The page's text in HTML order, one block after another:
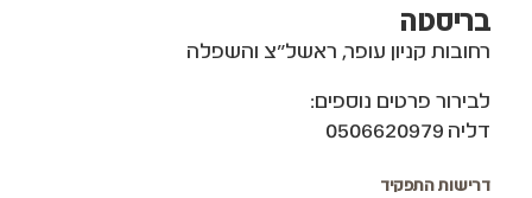
בריסטה
רחובות קניון עופר, ראשל"צ והשפלה
לבירור פרטים נוספים:
דליה 0506620979
דרישות התפקיד